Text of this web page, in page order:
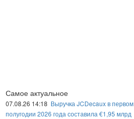
Самое актуальное
07.08.26 14:18 Выручка JCDecaux в первом
полугодии 2026 года составила €1,95 млрд